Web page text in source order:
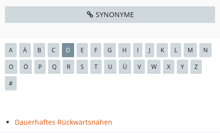
SYNONYME
A Ä B C D E F G H I J K L M
N
O
Ö P Q R S T U Ü V W X Y
Z
#
Dauerhaftes Rückwärtsnähen